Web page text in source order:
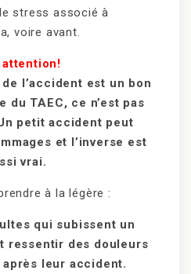
stress associé à
voire avant.
attention!
l’accident est un bon
du TAEC, ce n’est pas
petit accident peut
et l’inverse est
vrai.
à la légère :
qui subissent un
ressentir des douleurs
après leur accident.